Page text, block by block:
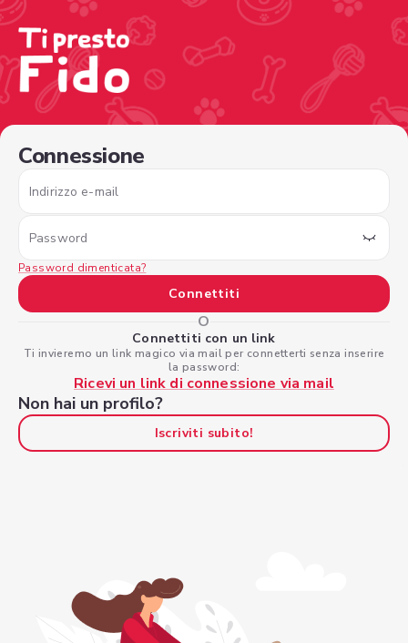
Connessione
Indirizzo e-mail
Password
Password dimenticata?
Connettiti
O
Connettiti con un link
Ti invieremo un link magico via mail per connetterti senza inserire
la password:
Ricevi un link di connessione via mail
Non hai un profilo?
Iscriviti subito!
/sign-in?nextPage=%2Fview-profile%2F69b791fd-3414-